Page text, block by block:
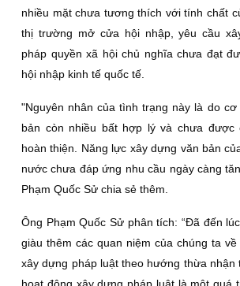
nhiều mặt chưa tương thích với tính chất
thị trường mở cửa hội nhập, yêu cầu
pháp quyền xã hội chủ nghĩa chưa đạt
hội nhập kinh tế quốc tế.
"Nguyên nhân của tình trạng này là do
bản còn nhiều bất hợp lý và chưa được
hoàn thiện. Năng lực xây dựng văn bản
nước chưa đáp ứng nhu cầu ngày càng
Phạm Quốc Sử chia sẻ thêm.
Ông Phạm Quốc Sử phân tích: “Ðã đến
giàu thêm các quan niệm của chúng ta
xây dựng pháp luật theo hướng thừa nhận